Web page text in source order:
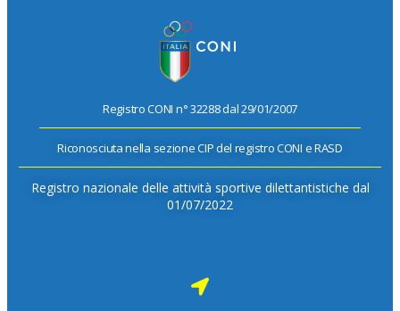
Registro CONI n° 32288 dal 29/01/2007
Riconosciuta nella sezione CIP del registro CONI e RASD
Registro nazionale delle attività sportive dilettantistiche dal
01/07/2022